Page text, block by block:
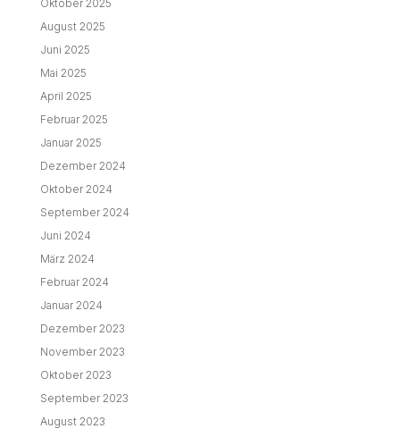
Oktober 2025
August 2025
Juni 2025
Mai 2025
April 2025
Februar 2025
Januar 2025
Dezember 2024
Oktober 2024
September 2024
Juni 2024
März 2024
Februar 2024
Januar 2024
Dezember 2023
November 2023
Oktober 2023
September 2023
August 2023